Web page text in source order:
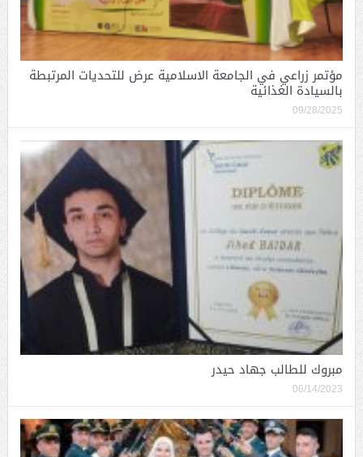
مؤتمر زراعي في الجامعة الاسلامية عرض للتحديات المرتبطة
بالسيادة الغذائية
09/28/2025
مبروك للطالب جهاد حيدر
06/14/2023